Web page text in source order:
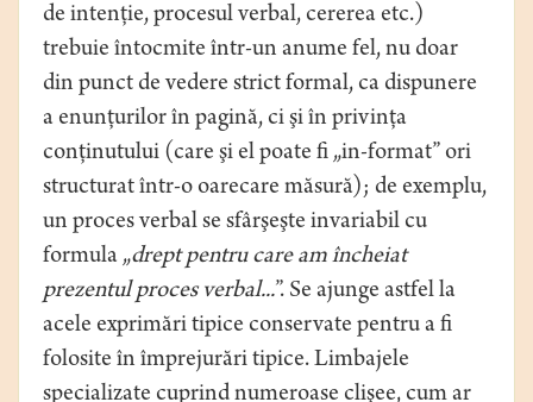
de intenţie, procesul verbal, cererea etc.)
trebuie întocmite într-un anume fel, nu doar
din punct de vedere strict formal, ca dispunere
a enunţurilor în pagină, ci şi în privinţa
conţinutului (care şi el poate fi „in-format” ori
structurat într-o oarecare măsură); de exemplu,
un proces verbal se sfârşeşte invariabil cu
formula „drept pentru care am încheiat
prezentul proces verbal...”. Se ajunge astfel la
acele exprimări tipice conservate pentru a fi
folosite în împrejurări tipice. Limbajele
specializate cuprind numeroase clişee, cum ar